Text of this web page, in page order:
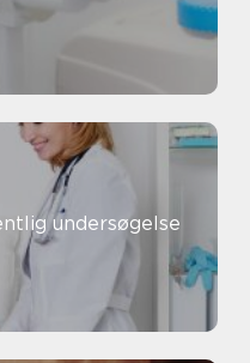
undersøgelse